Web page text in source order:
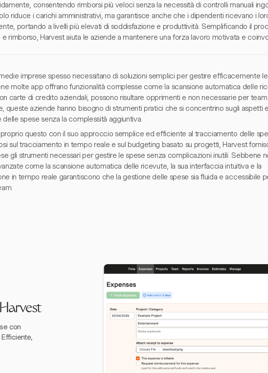
consentendo rimborsi più veloci senza la necessità di controlli manuali
riduce i carichi amministrativi, ma garantisce anche che i dipendenti ricevano i
portando a livelli più elevati di soddisfazione e produttività. Semplificando il
rimborso, Harvest aiuta le aziende a mantenere una forza lavoro motivata e
imprese spesso necessitano di soluzioni semplici per gestire efficacemente
molte app offrano funzionalità complesse come la scansione automatica delle
carte di credito aziendali, possono risultare opprimenti e non necessarie per team
queste aziende hanno bisogno di strumenti pratici che si concentrino sugli aspetti
delle spese senza la complessità aggiuntiva.
questo con il suo approccio semplice ed efficiente al tracciamento delle
sul tracciamento in tempo reale e sul budgeting basato su progetti, Harvest
gli strumenti necessari per gestire le spese senza complicazioni inutili. Sebbene
come la scansione automatica delle ricevute, la sua interfaccia intuitiva e la
in tempo reale garantiscono che la gestione delle spese sia fluida e accessibile
con